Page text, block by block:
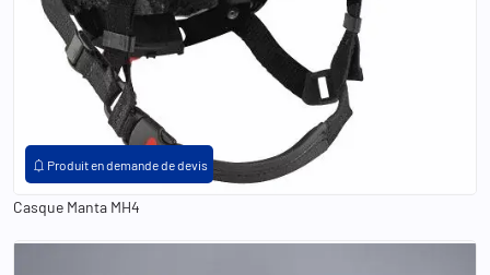
notifications Produit en demande de devis
Casque Manta MH4